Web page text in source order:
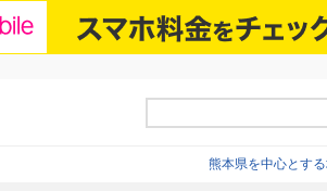
熊本県を中心とす